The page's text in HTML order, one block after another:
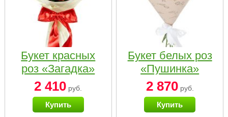
Букет красных
роз «Загадка»
2 410 руб.
Купить
Букет белых роз
«Пушинка»
2 870руб.
Купить